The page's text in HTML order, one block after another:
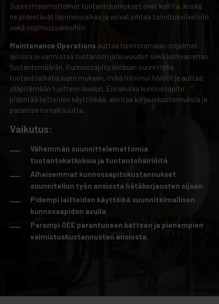
Suunnittelemattomat tuotantokatkokset ovat kalliita, koska
ne pidentävät läpimenoaikaa ja voivat johtaa toimitusviiveisiin
sekä sopimussakkoihin.
Maintenance Operations auttaa tunnistamaan ongelmat
ajoissa ja varmistaa tuotannon jatkuvuuden sekä korkeamman
tuotantomäärän. Kunnossapito voidaan suunnitella
tuotantoaikataulujen mukaan, mikä minimoi häiriöt ja auttaa
ylläpitämään tuotteen laadun. Ennakoiva kunnossapito
pidentää laitteiden käyttöikää, alentaa korjauskustannuksia ja
parantaa turvallisuutta.
Vaikutus:
Vähemmän suunnittelemattomia
tuotantokatkoksia ja tuotantohäiriöitä
Alhaisemmat kunnossapitokustannukset
suunnitellun työn ansiosta hätäkorjausten sijaan
Pidempi laitteiden käyttöikä suunnitelmallisen
kunnossapidon avulla
Parempi OEE parantuneen katteen ja pienempien
valmistuskustannusten ansiosta.